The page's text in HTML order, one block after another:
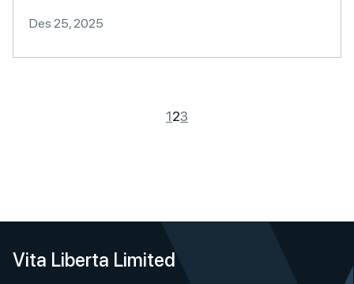
Des 25, 2025
123
Vita Liberta Limited